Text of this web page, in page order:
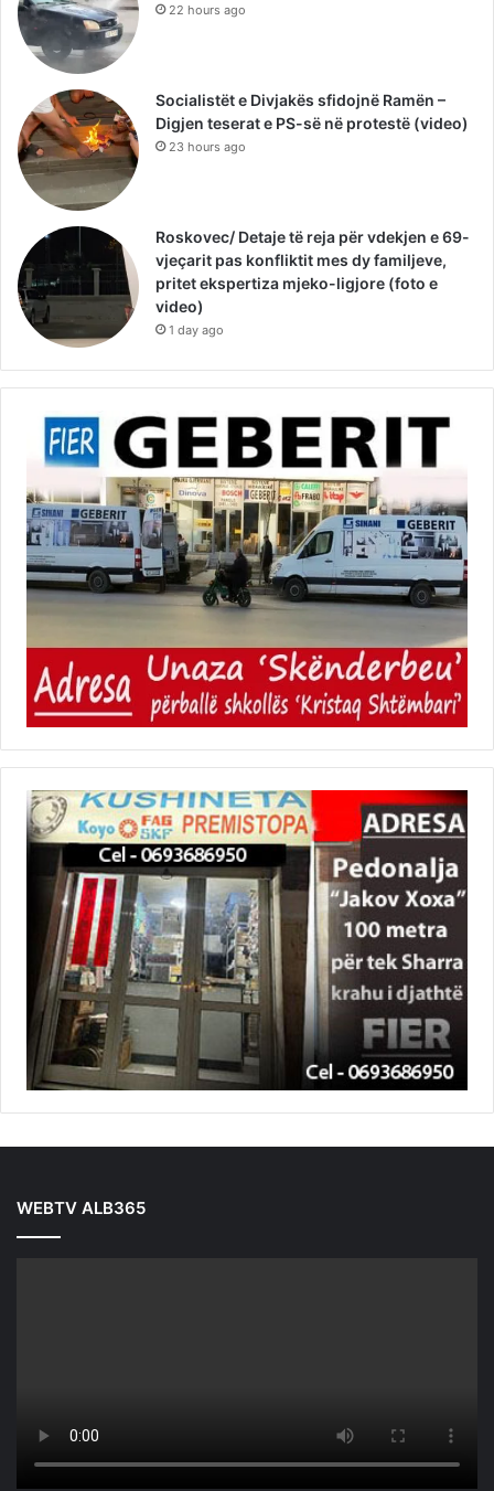
22 hours ago
Socialistët e Divjakës sfidojnë Ramën –
Digjen teserat e PS-së në protestë (video)
23 hours ago
Roskovec/ Detaje të reja për vdekjen e 69-
vjeçarit pas konfliktit mes dy familjeve,
pritet ekspertiza mjeko-ligjore (foto e
video)
1 day ago
WEBTV ALB365